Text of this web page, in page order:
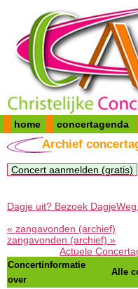
home concertagenda
Archief
Concert aanmelden (gratis)
Dagje uit? Bezoek
« zangavonden (archief)
zangavonden (archief) »
Actuele
Concertinformatie
over
Alle